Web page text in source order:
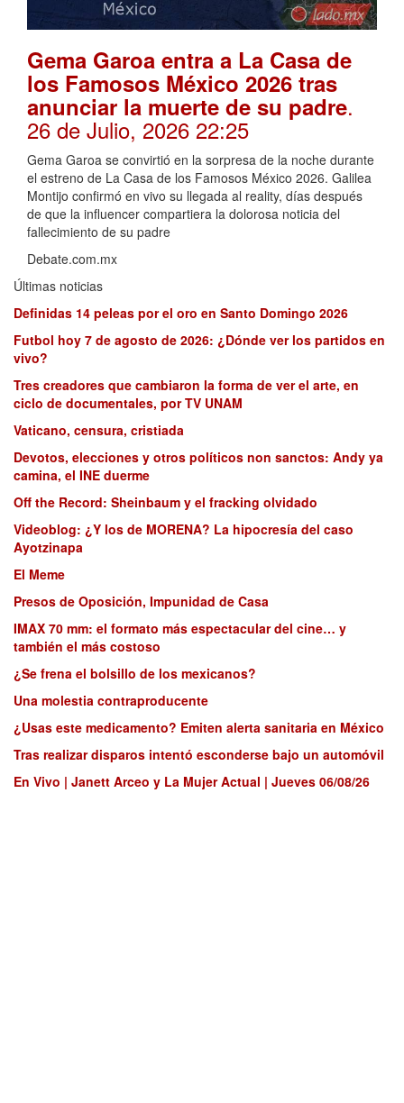
Gema Garoa entra a La Casa de
los Famosos México 2026 tras
anunciar la muerte de su padre.
26 de Julio, 2026 22:25
Gema Garoa se convirtió en la sorpresa de la noche durante
el estreno de La Casa de los Famosos México 2026. Galilea
Montijo confirmó en vivo su llegada al reality, días después
de que la influencer compartiera la dolorosa noticia del
fallecimiento de su padre
Debate.com.mx
Últimas noticias
Definidas 14 peleas por el oro en Santo Domingo 2026
Futbol hoy 7 de agosto de 2026: ¿Dónde ver los partidos en
vivo?
Tres creadores que cambiaron la forma de ver el arte, en
ciclo de documentales, por TV UNAM
Vaticano, censura, cristiada
Devotos, elecciones y otros políticos non sanctos: Andy ya
camina, el INE duerme
Off the Record: Sheinbaum y el fracking olvidado
Videoblog: ¿Y los de MORENA? La hipocresía del caso
Ayotzinapa
El Meme
Presos de Oposición, Impunidad de Casa
IMAX 70 mm: el formato más espectacular del cine… y
también el más costoso
¿Se frena el bolsillo de los mexicanos?
Una molestia contraproducente
¿Usas este medicamento? Emiten alerta sanitaria en México
Tras realizar disparos intentó esconderse bajo un automóvil
En Vivo | Janett Arceo y La Mujer Actual | Jueves 06/08/26